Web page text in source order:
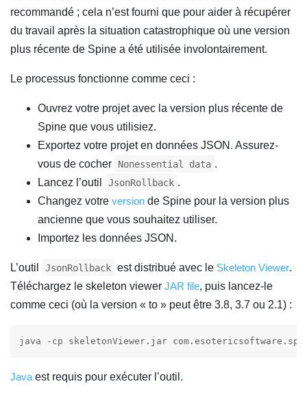
recommandé ; cela n’est fourni que pour aider à récupérer
du travail après la situation catastrophique où une version
plus récente de Spine a été utilisée involontairement.
Le processus fonctionne comme ceci :
Ouvrez votre projet avec la version plus récente de
Spine que vous utilisiez.
Exportez votre projet en données JSON. Assurez-
vous de cocher
Nonessential data .
Lancez l’outil
JsonRollback .
Changez votre version de Spine pour la version plus
ancienne que vous souhaitez utiliser.
Importez les données JSON.
L’outil JsonRollback est distribué avec le Skeleton Viewer.
Téléchargez le skeleton viewer JAR file, puis lancez-le
comme ceci (où la version « to » peut être 3.8, 3.7 ou 2.1) :
Java est requis pour exécuter l’outil.